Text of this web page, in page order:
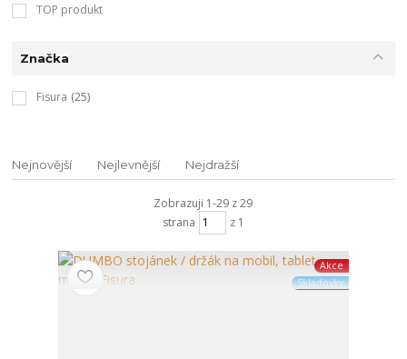
TOP produkt
Značka
Fisura (25)
Nejnovější Nejlevnější Nejdražší
Zobrazuji 1-29 z 29
strana
z 1
Akce
Skladovky